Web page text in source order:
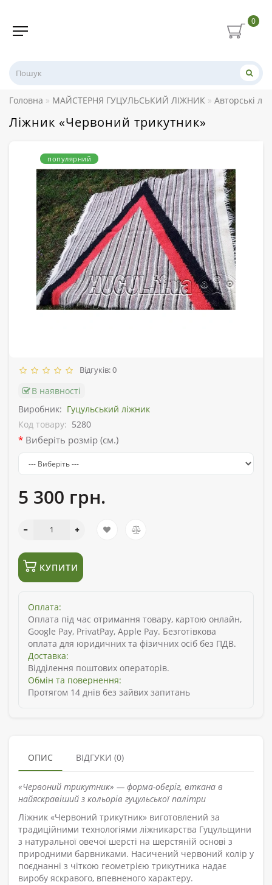
0
Головна МАЙСТЕРНЯ ГУЦУЛЬСЬКИЙ ЛІЖНИК Авторські
Ліжник «Червоний трикутник»
популярний
Відгуків: 0
В наявності
Виробник: Гуцульський ліжник
Код товару: 5280
Виберіть розмір (см.)
5 300 грн.
КУПИТИ
Оплата:
Оплата під час отримання товару, картою онлайн,
Google Pay, PrivatPay, Apple Pay. Безготівкова
оплата для юридичних та фізичних осіб без ПДВ.
Доставка:
Відділення поштових операторів.
Обмін та повернення:
Протягом 14 днів без зайвих запитань
ОПИС ВІДГУКИ (0)
«Червоний трикутник» — форма-оберіг, вткана в
найяскравіший з кольорів гуцульської палітри
Ліжник «Червоний трикутник» виготовлений за
традиційними технологіями ліжникарства Гуцульщини
з натуральної овечої шерсті на шерстяній основі з
природними барвниками. Насичений червоний колір у
поєднанні з чіткою геометрією трикутника надає
виробу яскравого, впевненого характеру.